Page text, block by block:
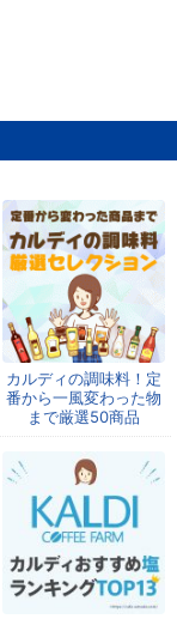
カルディの調味料！定
番から一風変わった物
まで厳選50商品